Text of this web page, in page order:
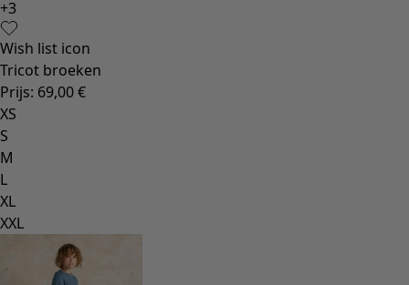
Gebloemde woonaccessoires
Natuurlijk
Bohemien interieur
Scandinavisch interieur
Gezellig interieur